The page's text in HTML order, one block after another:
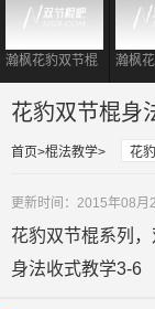
瀚枫花豹双节棍
组合教学2-4缠
头燕尾
瀚枫
组合
步转身
花豹双节棍身
首页 棍法教学 花
更新时间：2015年08月
花豹双节棍系列
身法收式教学3-6